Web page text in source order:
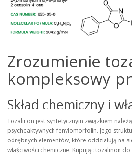
Zrozumienie
kompleksowy
Skład chemiczny i
Tozalinon jest syntetycznym związkiem
psychoaktywnych fenylomorfolin. Jego
odrębnych elementów, które oddziałują na
właściwości chemiczne. Kupując tozalinon